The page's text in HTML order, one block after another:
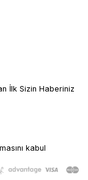
İlk Sizin Haberiniz
kabul